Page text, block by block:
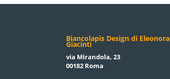
Biancolapis Design di Eleonora
Giacinti
via Mirandola, 23
00182 Roma